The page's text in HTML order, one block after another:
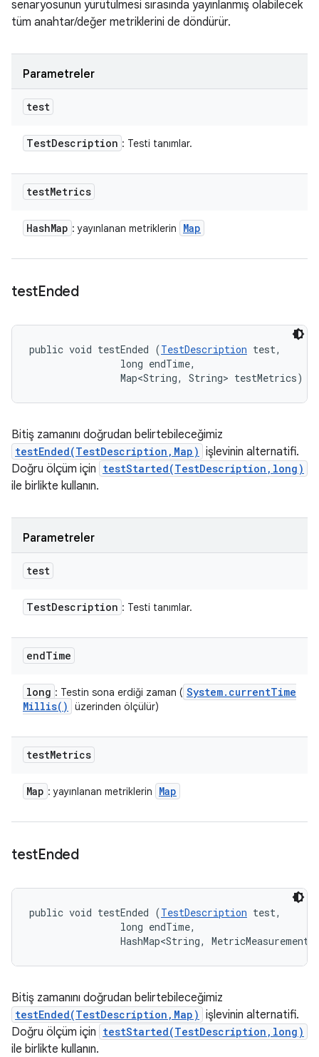
senaryosunun yürütülmesi sırasında yayınlanmış olabilecek
tüm anahtar/değer metriklerini de döndürür.
Parametreler
test
TestDescription : Testi tanımlar.
testMetrics
HashMap : yayınlanan metriklerin Map
testEnded
public void testEnded (TestDescription test,
                long endTime,
                Map<String, String> testMetrics)
Bitiş zamanını doğrudan belirtebileceğimiz
testEnded(TestDescription,Map) işlevinin alternatifi.
Doğru ölçüm için testStarted(TestDescription,long)
ile birlikte kullanın.
Parametreler
test
TestDescription : Testi tanımlar.
endTime
long : Testin sona erdiği zaman ( System. currentTime
Millis( ) üzerinden ölçülür)
testMetrics
Map : yayınlanan metriklerin Map
testEnded
public void testEnded (TestDescription test,
                long endTime,
HashMap<String,
Bitiş zamanını doğrudan belirtebileceğimiz
testEnded(TestDescription,Map) işlevinin alternatifi.
Doğru ölçüm için testStarted(TestDescription,long)
ile birlikte kullanın.